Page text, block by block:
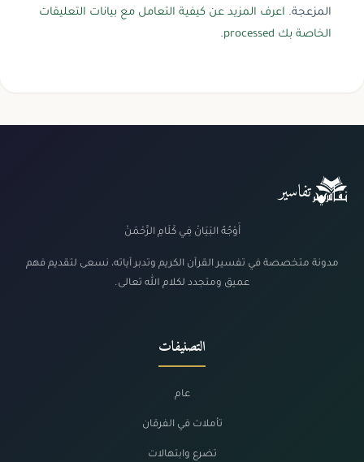
المزعجة. اعرف المزيد عن كيفية التعامل مع بيانات التعليقات
الخاصة بك processed
.
تفاسير
أَوْجُهُ البَيَانْ فِي كَلَامِ الرَّحْمَنْ
مدونة متخصصة في تفسير القرآن الكريم وتدبر آياته، نسعى لتقديم فهم
عميق ومتجدد لكلام الله تعالى.
التصنيفات
عام
تأملات في الفرقان
تضرع وابتهالات